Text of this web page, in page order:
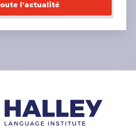
l'actualité